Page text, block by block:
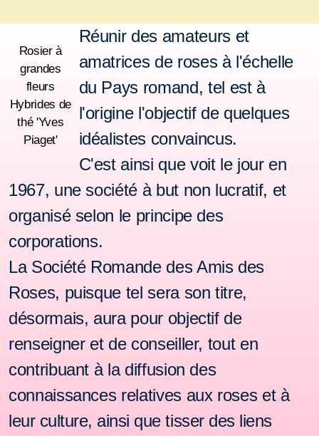
Rosier à
grandes
fleurs
Hybrides de
thé 'Yves
Piaget'
Réunir des amateurs et
amatrices de roses à l'échelle
du Pays romand, tel est à
l'origine l'objectif de quelques
idéalistes convaincus.
C'est ainsi que voit le jour en
1967, une société à but non lucratif, et
organisé selon le principe des
corporations.
La Société Romande des Amis des
Roses, puisque tel sera son titre,
désormais, aura pour objectif de
renseigner et de conseiller, tout en
contribuant à la diffusion des
connaissances relatives aux roses et à
leur culture, ainsi que tisser des liens